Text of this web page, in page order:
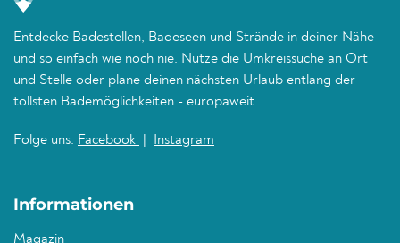
Entdecke Badestellen, Badeseen und Strände in deiner Nähe
und so einfach wie noch nie. Nutze die Umkreissuche an Ort
und Stelle oder plane deinen nächsten Urlaub entlang der
tollsten Bademöglichkeiten - europaweit.
Folge uns: Facebook Instagram
Informationen
Magazin